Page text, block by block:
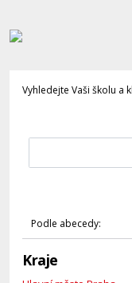
Vyhledejte Vaši školu a
Podle abecedy:
Kraje